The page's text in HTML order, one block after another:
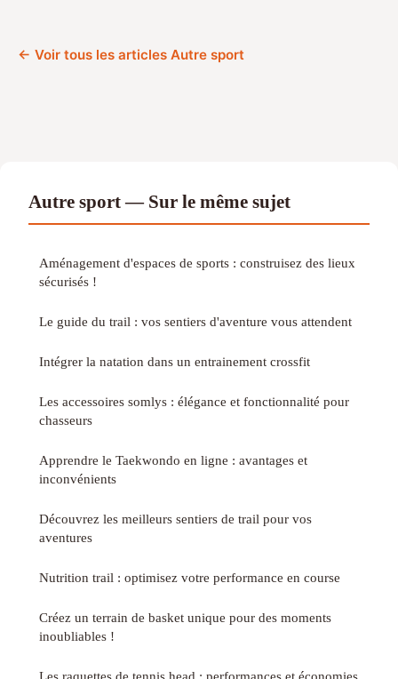
← Voir tous les articles Autre sport
Autre sport — Sur le même sujet
Aménagement d'espaces de sports : construisez des lieux
sécurisés !
Le guide du trail : vos sentiers d'aventure vous attendent
Intégrer la natation dans un entrainement crossfit
Les accessoires somlys : élégance et fonctionnalité pour
chasseurs
Apprendre le Taekwondo en ligne : avantages et
inconvénients
Découvrez les meilleurs sentiers de trail pour vos
aventures
Nutrition trail : optimisez votre performance en course
Créez un terrain de basket unique pour des moments
inoubliables !